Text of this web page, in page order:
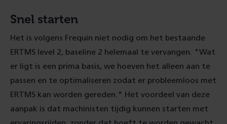
Snel starten
Het is volgens Frequin niet nodig om het bestaande
ERTMS level 2, baseline 2 helemaal te vervangen. "Wat
er ligt is een prima basis, we hoeven het alleen aan te
passen en te optimaliseren zodat er probleemloos met
ERTMS kan worden gereden." Het voordeel van deze
aanpak is dat machinisten tijdig kunnen starten met